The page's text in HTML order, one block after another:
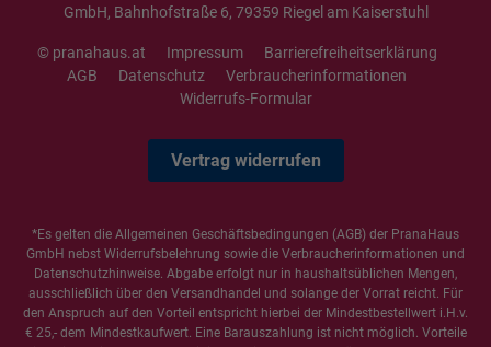
GmbH, Bahnhofstraße 6, 79359 Riegel am Kaiserstuhl
© pranahaus.at Impressum
Barrierefreiheitserklärung
AGB
Datenschutz
Verbraucherinformationen
Widerrufs-Formular
Vertrag widerrufen
*Es gelten die Allgemeinen Geschäftsbedingungen (AGB) der PranaHaus
GmbH nebst Widerrufsbelehrung sowie die Verbraucherinformationen und
Datenschutzhinweise. Abgabe erfolgt nur in haushaltsüblichen Mengen,
ausschließlich über den Versandhandel und solange der Vorrat reicht. Für
den Anspruch auf den Vorteil entspricht hierbei der Mindestbestellwert i.H.v.
€ 25,- dem Mindestkaufwert. Eine Barauszahlung ist nicht möglich. Vorteile